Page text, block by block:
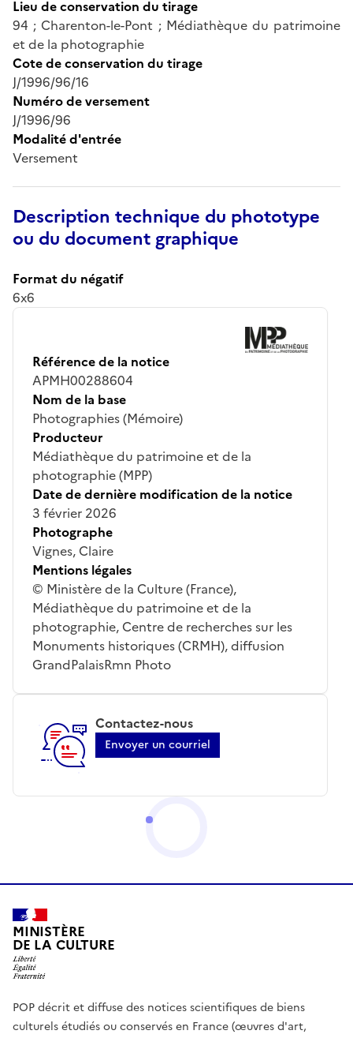
Lieu de conservation du tirage
94 ; Charenton-le-Pont ; Médiathèque du patrimoine
et de la photographie
Cote de conservation du tirage
J/1996/96/16
Numéro de versement
J/1996/96
Modalité d'entrée
Versement
Description technique du phototype
ou du document graphique
Format du négatif
6x6
Référence de la notice
APMH00288604
Nom de la base
Photographies (Mémoire)
Producteur
Médiathèque du patrimoine et de la
photographie (MPP)
Date de dernière modification de la notice
3 février 2026
Photographe
Vignes, Claire
Mentions légales
© Ministère de la Culture (France),
Médiathèque du patrimoine et de la
photographie, Centre de recherches sur les
Monuments historiques (CRMH), diffusion
GrandPalaisRmn Photo
Contactez-nous
Envoyer un courriel
MINISTÈRE
DE LA CULTURE
POP décrit et diffuse des notices scientifiques de biens
culturels étudiés ou conservés en France (œuvres d'art,